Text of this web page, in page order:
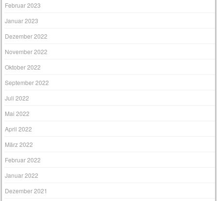
Februar 2023
Januar 2023
Dezember 2022
November 2022
Oktober 2022
September 2022
Juli 2022
Mai 2022
April 2022
März 2022
Februar 2022
Januar 2022
Dezember 2021